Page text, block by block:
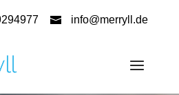
info@merryll.de